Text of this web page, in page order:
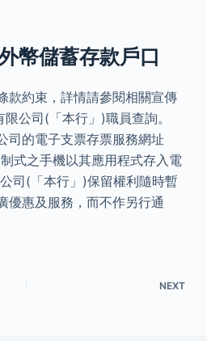
幣儲蓄存款戶口
款約束，詳情請參閱相關宣傳
公司(「本行」)職員查詢。
司的電子支票存票服務網址
式之手機以其應用程式存入電
司(「本行」)保留權利隨時暫
優惠及服務，而不作另行通
NEXT